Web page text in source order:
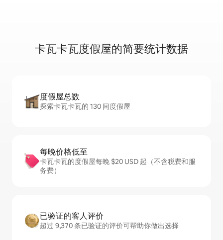
卡瓦卡瓦度假屋的简要统计数据
度假屋总数
探索卡瓦卡瓦的 130 间度假屋
每晚价格低至
卡瓦卡瓦的度假屋每晚 $20 USD 起（不含税费和服
务费）
已验证的客人评价
超过 9,370 条已验证的评价可帮助你做出选择